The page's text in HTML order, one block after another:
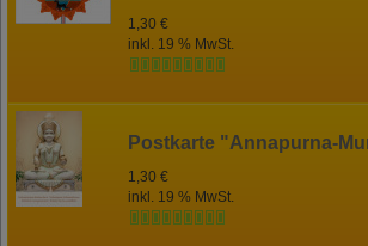
1,30 €
inkl. 19 % MwSt.
Postkarte "Annapurna-
1,30 €
inkl. 19 % MwSt.